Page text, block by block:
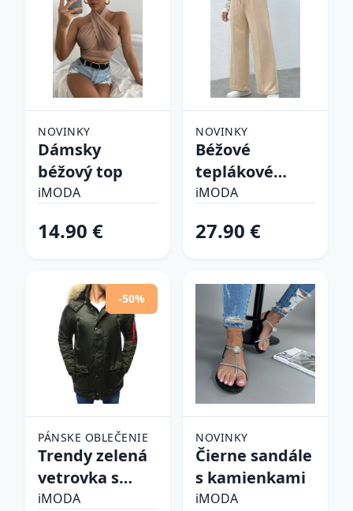
NOVINKY
Dámsky
béžový top
iMODA
14.90 €
NOVINKY
Béžové
teplákové
nohavice
iMODA
27.90 €
-50%
PÁNSKE OBLEČENIE
Trendy zelená
vetrovka s
kapucňou
iMODA
NOVINKY
Čierne sandále
s kamienkami
iMODA